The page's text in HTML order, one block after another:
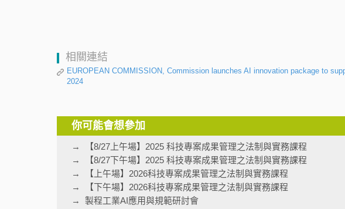
相關連結
EUROPEAN COMMISSION, Commission launches AI innovation package to
2024
你可能會想參加
【8/27上午場】2025 科技專案成果管理之法制與實務課程
【8/27下午場】2025 科技專案成果管理之法制與實務課程
【上午場】2026科技專案成果管理之法制與實務課程
【下午場】2026科技專案成果管理之法制與實務課程
製程工業AI應用與規範研討會